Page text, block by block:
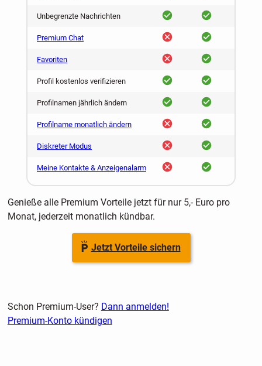
Unbegrenzte Nachrichten ja ja
Premium Chat nein ja
Favoriten nein ja
Profil kostenlos verifizieren ja ja
Profilnamen jährlich ändern ja ja
Profilname monatlich ändern nein ja
Diskreter Modus nein ja
Meine Kontakte & Anzeigenalarm nein ja
Genieße alle Premium Vorteile jetzt für nur 5,- Euro pro
Monat, jederzeit monatlich kündbar.
Jetzt Vorteile sichern
Schon Premium-User? Dann anmelden!
Premium-Konto kündigen